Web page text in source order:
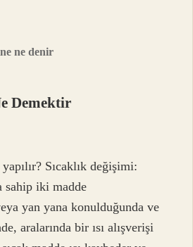
ne denir
Demektir
Sıcaklık değişimi:
sahip iki madde
yan yana konulduğunda ve
aralarında bir ısı alışverişi